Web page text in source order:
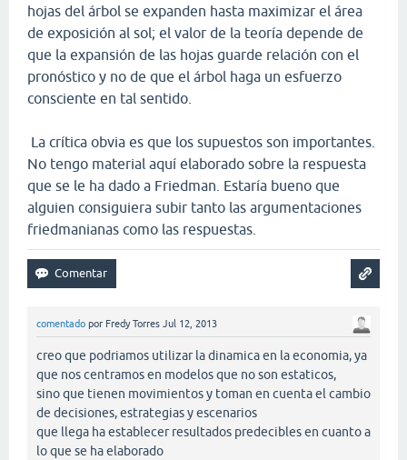
hojas del árbol se expanden hasta maximizar el área
de exposición al sol; el valor de la teoría depende de
que la expansión de las hojas guarde relación con el
pronóstico y no de que el árbol haga un esfuerzo
consciente en tal sentido.
La crítica obvia es que los supuestos son importantes.
No tengo material aquí elaborado sobre la respuesta
que se le ha dado a Friedman. Estaría bueno que
alguien consiguiera subir tanto las argumentaciones
friedmanianas como las respuestas.
comentado por Fredy Torres Jul 12, 2013
creo que podriamos utilizar la dinamica en la economia, ya
que nos centramos en modelos que no son estaticos,
sino que tienen movimientos y toman en cuenta el cambio
de decisiones, estrategias y escenarios
que llega ha establecer resultados predecibles en cuanto a
lo que se ha elaborado